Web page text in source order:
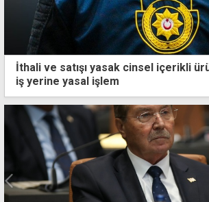
İthali ve satışı yasak cinsel içerikli
iş yerine yasal işlem